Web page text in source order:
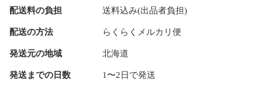
配送料の負担 送料込み(出品者負担)
配送の方法 らくらくメルカリ便
発送元の地域 北海道
発送までの日数 1〜2日で発送